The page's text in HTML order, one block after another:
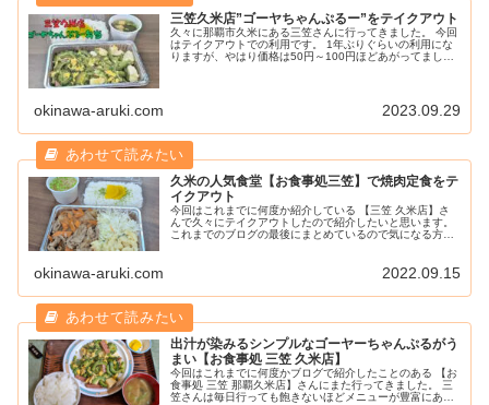
三笠久米店”ゴーヤちゃんぷるー”をテイクアウト
久々に那覇市久米にある三笠さんに行ってきました。 今回
はテイクアウトでの利用です。 1年ぶりぐらいの利用にな
りますが、やはり価格は50円～100円ほどあがってまし
okinawa-aruki.com 2023.09.29
久米の人気食堂【お食事処三笠】で焼肉定食をテ
イクアウト
今回はこれまでに何度か紹介している 【三笠 久米店】さ
んで久々にテイクアウトしたので紹介したいと思います。
これまでのブログの最後にまとめているので気になる方は
okinawa-aruki.com 2022.09.15
出汁が染みるシンプルなゴーヤーちゃんぷるがう
まい【お食事処 三笠 久米店】
今回はこれまでに何度かブログで紹介したことのある 【お
食事処 三笠 那覇久米店】さんにまた行ってきました。 三
笠さんは毎日行っても飽きないほどメニューが豊富にある